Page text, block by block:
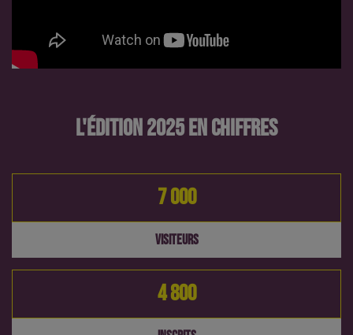
L'ÉDITION 2025 EN CHIFFRES
7 000
VISITEURS
4 800